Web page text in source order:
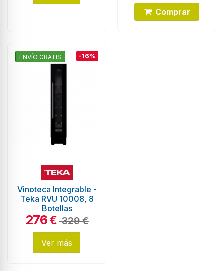
Comprar
ENVÍO GRATIS -16%
Vinoteca Integrable -
Teka RVU 10008, 8
Botellas
276€ 329 €
Ver más